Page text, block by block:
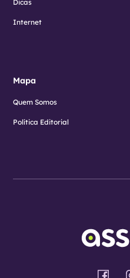
Dicas
Internet
Mapa
Quem Somos
Política Editorial